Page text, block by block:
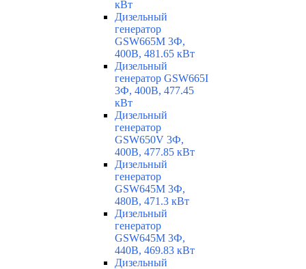
кВт
Дизельный
генератор
GSW665M 3Ф,
400В, 481.65 кВт
Дизельный
генератор GSW665I
3Ф, 400В, 477.45
кВт
Дизельный
генератор
GSW650V 3Ф,
400В, 477.85 кВт
Дизельный
генератор
GSW645M 3Ф,
480В, 471.3 кВт
Дизельный
генератор
GSW645M 3Ф,
440В, 469.83 кВт
Дизельный